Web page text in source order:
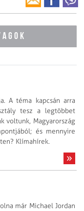
A téma kapcsán arra
tesz a legtöbbet
voltunk, Magyarország
és mennyire
Klímahírek.
már Michael Jordan